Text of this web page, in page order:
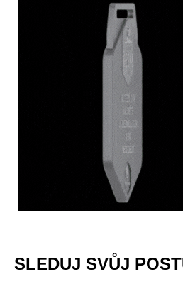
SLEDUJ SVŮJ